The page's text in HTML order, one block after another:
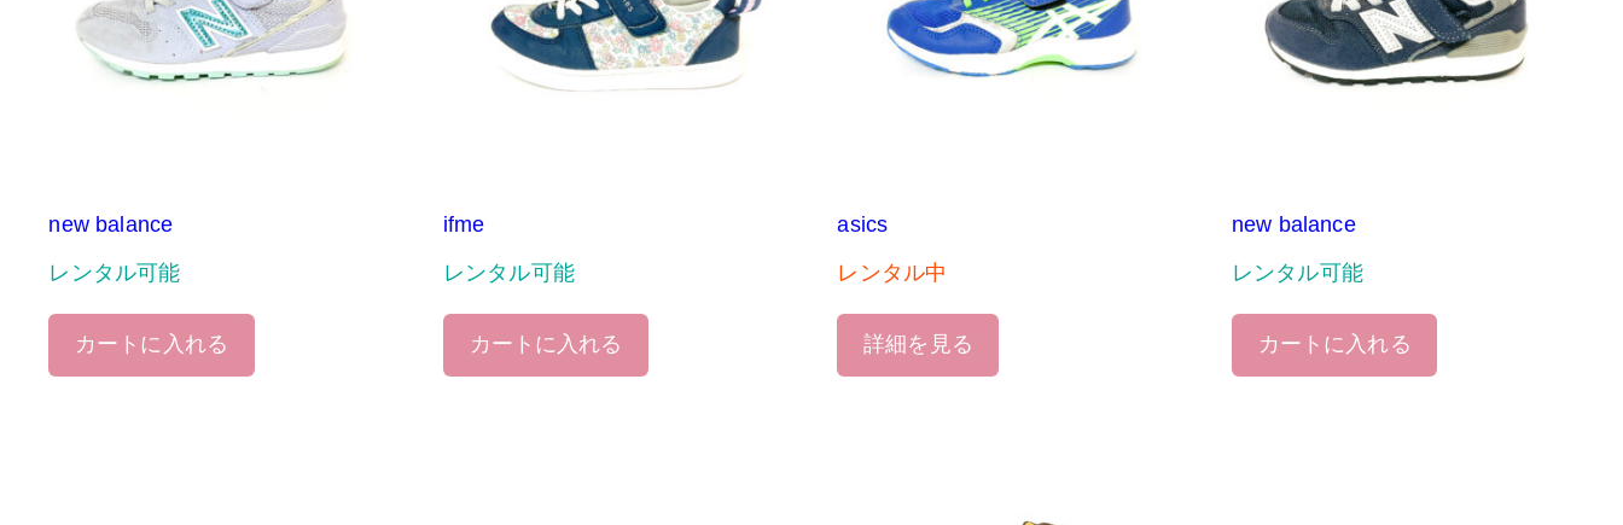
new balance
レンタル可能
カートに入れる
ifme
レンタル可能
カートに入れる
asics
レンタル中
詳細を見る
new balance
レンタル可能
カートに入れる